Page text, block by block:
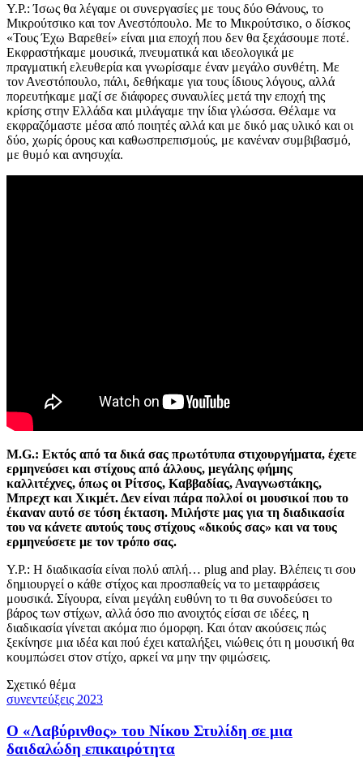
Υ.Ρ.: Ίσως θα λέγαμε οι συνεργασίες με τους δύο Θάνους, το
Μικρούτσικο και τον Ανεστόπουλο. Με το Μικρούτσικο, ο δίσκος
«Τους Έχω Βαρεθεί» είναι μια εποχή που δεν θα ξεχάσουμε ποτέ.
Εκφραστήκαμε μουσικά, πνευματικά και ιδεολογικά με
πραγματική ελευθερία και γνωρίσαμε έναν μεγάλο συνθέτη. Με
τον Ανεστόπουλο, πάλι, δεθήκαμε για τους ίδιους λόγους, αλλά
πορευτήκαμε μαζί σε διάφορες συναυλίες μετά την εποχή της
κρίσης στην Ελλάδα και μιλάγαμε την ίδια γλώσσα. Θέλαμε να
εκφραζόμαστε μέσα από ποιητές αλλά και με δικό μας υλικό και οι
δύο, χωρίς όρους και καθωσπρεπισμούς, με κανέναν συμβιβασμό,
με θυμό και ανησυχία.
M.G.: Εκτός από τα δικά σας πρωτότυπα στιχουργήματα, έχετε
ερμηνεύσει και στίχους από άλλους, μεγάλης φήμης
καλλιτέχνες, όπως οι Ρίτσος, Καββαδίας, Αναγνωστάκης,
Μπρεχτ και Χικμέτ. Δεν είναι πάρα πολλοί οι μουσικοί που το
έκαναν αυτό σε τόση έκταση. Μιλήστε μας για τη διαδικασία
του να κάνετε αυτούς τους στίχους «δικούς σας» και να τους
ερμηνεύσετε με τον τρόπο σας.
Υ.Ρ.: Η διαδικασία είναι πολύ απλή… plug and play. Βλέπεις τι σου
δημιουργεί ο κάθε στίχος και προσπαθείς να το μεταφράσεις
μουσικά. Σίγουρα, είναι μεγάλη ευθύνη το τι θα συνοδεύσει το
βάρος των στίχων, αλλά όσο πιο ανοιχτός είσαι σε ιδέες, η
διαδικασία γίνεται ακόμα πιο όμορφη. Και όταν ακούσεις πώς
ξεκίνησε μια ιδέα και πού έχει καταλήξει, νιώθεις ότι η μουσική θα
κουμπώσει στον στίχο, αρκεί να μην την φιμώσεις.
Σχετικό θέμα
συνεντεύξεις 2023
Ο «Λαβύρινθος» του Νίκου Στυλίδη σε μια
δαιδαλώδη επικαιρότητα